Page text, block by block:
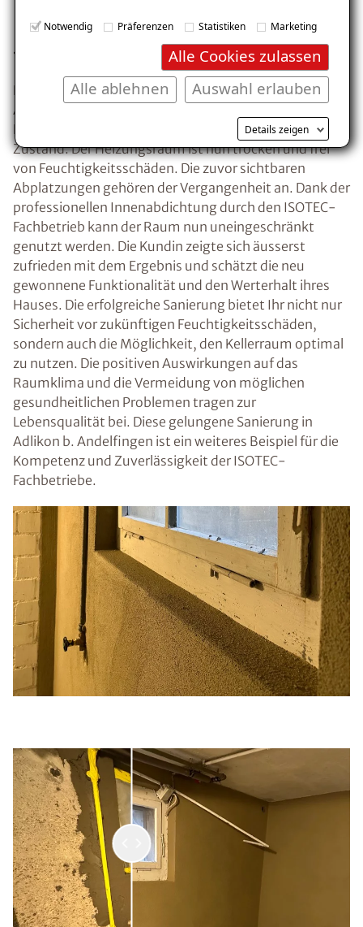
Notwendig Präferenzen Statistiken Marketing
Alle Cookies zulassen
Auswahl erlauben
Alle ablehnen
Details zeigen
Das Ergebnis: Ein trockener und
funktionaler Heizungsraum
Nach der erfolgreichen Sanierung durch die
Abdichtungssysteme Scheibli AG präsentiert sich der
Keller in Adlikon b. Andelfingen in einem völlig neuen
Zustand. Der Heizungsraum ist nun trocken und frei
von Feuchtigkeitsschäden. Die zuvor sichtbaren
Abplatzungen gehören der Vergangenheit an. Dank der
professionellen Innenabdichtung durch den ISOTEC-
Fachbetrieb kann der Raum nun uneingeschränkt
genutzt werden. Die Kundin zeigte sich äusserst
zufrieden mit dem Ergebnis und schätzt die neu
gewonnene Funktionalität und den Werterhalt ihres
Hauses. Die erfolgreiche Sanierung bietet Ihr nicht nur
Sicherheit vor zukünftigen Feuchtigkeitsschäden,
sondern auch die Möglichkeit, den Kellerraum optimal
zu nutzen. Die positiven Auswirkungen auf das
Raumklima und die Vermeidung von möglichen
gesundheitlichen Problemen tragen zur
Lebensqualität bei. Diese gelungene Sanierung in
Adlikon b. Andelfingen ist ein weiteres Beispiel für die
Kompetenz und Zuverlässigkeit der ISOTEC-
Fachbetriebe.